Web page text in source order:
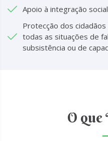
Apoio à integração
Protecção dos
todas as situações de
subsistência ou de
O que